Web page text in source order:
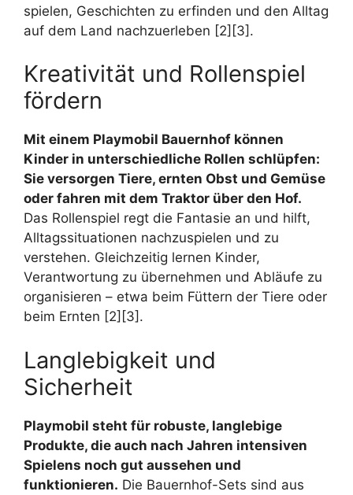
spielen, Geschichten zu erfinden und den Alltag
auf dem Land nachzuerleben [2][3].
Kreativität und Rollenspiel
fördern
Mit einem Playmobil Bauernhof können
Kinder in unterschiedliche Rollen schlüpfen:
Sie versorgen Tiere, ernten Obst und Gemüse
oder fahren mit dem Traktor über den Hof.
Das Rollenspiel regt die Fantasie an und hilft,
Alltagssituationen nachzuspielen und zu
verstehen. Gleichzeitig lernen Kinder,
Verantwortung zu übernehmen und Abläufe zu
organisieren – etwa beim Füttern der Tiere oder
beim Ernten [2][3].
Langlebigkeit und
Sicherheit
Playmobil steht für robuste, langlebige
Produkte, die auch nach Jahren intensiven
Spielens noch gut aussehen und
funktionieren. Die Bauernhof-Sets sind aus